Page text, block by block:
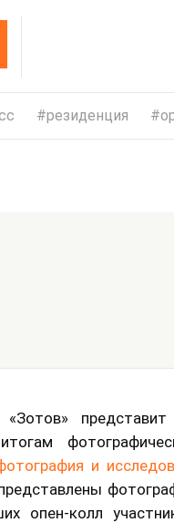
резиденция
представит
и
опен-колл